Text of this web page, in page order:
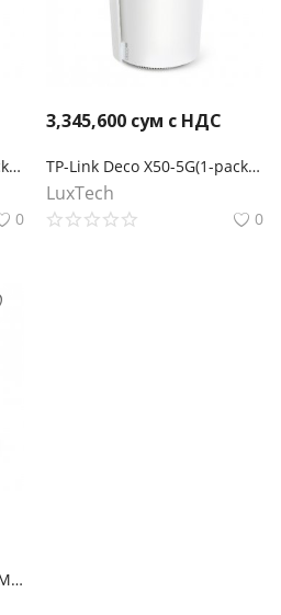
TP-Link Deco X20-4G(1-pack) Mesh-модуль AX1800 с поддержкой 4G+
0
3,345,600 сум с НДС
TP-Link Deco X50-5G(1-pack) Mesh-система AX3000 Wi-Fi 6
LuxTech
0
TP-Link Deco X10 (1-pack) Mesh-модуль AX1500